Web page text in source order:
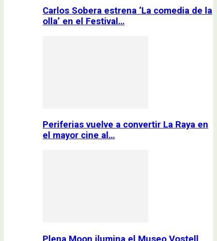
Carlos Sobera estrena ‘La comedia de la
olla’ en el Festival…
Periferias vuelve a convertir La Raya en
el mayor cine al…